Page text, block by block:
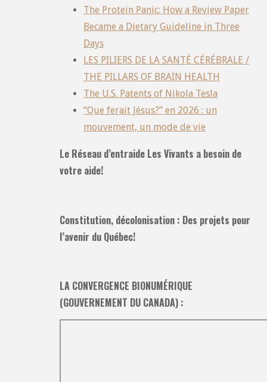
The Protein Panic: How a Review Paper
Became a Dietary Guideline in Three
Days
LES PILIERS DE LA SANTÉ CÉRÉBRALE /
THE PILLARS OF BRAIN HEALTH
The U.S. Patents of Nikola Tesla
“Que ferait Jésus?” en 2026 : un
mouvement, un mode de vie
Le Réseau d’entraide Les Vivants a besoin de
votre aide!
Constitution, décolonisation : Des projets pour
l’avenir du Québec!
LA CONVERGENCE BIONUMÉRIQUE
(GOUVERNEMENT DU CANADA) :